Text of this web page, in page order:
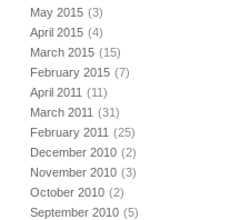
May 2015 (3)
April 2015 (4)
March 2015 (15)
February 2015 (7)
April 2011 (11)
March 2011 (31)
February 2011 (25)
December 2010 (2)
November 2010 (3)
October 2010 (2)
September 2010 (5)